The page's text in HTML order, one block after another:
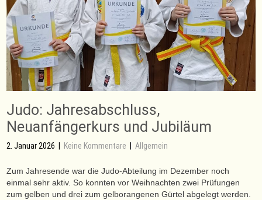
Judo: Jahresabschluss,
Neuanfängerkurs und Jubiläum
2. Januar 2026 Keine Kommentare |Allgemein
Zum Jahresende war die Judo-Abteilung im Dezember noch
einmal sehr aktiv. So konnten vor Weihnachten zwei Prüfungen
zum gelben und drei zum gelborangenen Gürtel abgelegt werden.